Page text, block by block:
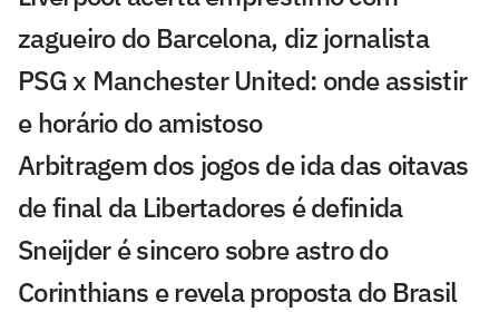
zagueiro do Barcelona, diz jornalista
PSG x Manchester United: onde assistir
e horário do amistoso
Arbitragem dos jogos de ida das oitavas
de final da Libertadores é definida
Sneijder é sincero sobre astro do
Corinthians e revela proposta do Brasil